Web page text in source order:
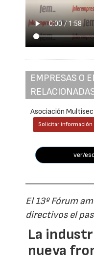
EMPRESAS O
Asociación
Solicitar información
ver/
El 13º Fórum
directivos el
La
nueva